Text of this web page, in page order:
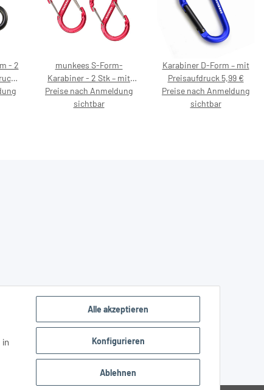
Alle akzeptieren
Konfigurieren
Ablehnen
in
- 2
munkees S-Form-
Karabiner - 2 Stk – mit
Preisaufdruck 5,99 €
Preise nach Anmeldung
sichtbar
Karabiner D-Form – mit
Preisaufdruck 5,99 €
Preise nach Anmeldung
sichtbar